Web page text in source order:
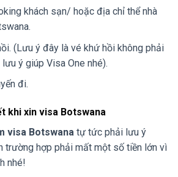
khách sạn/ hoặc địa chỉ thể nhà
(Lưu ý đây là vé khứ hồi không phải
ý giúp Visa One nhé).
đi.
khi xin visa Botswana
visa Botswana tự tức phải lưu ý
trường hợp phải mất một số tiền lớn vì
nhé!